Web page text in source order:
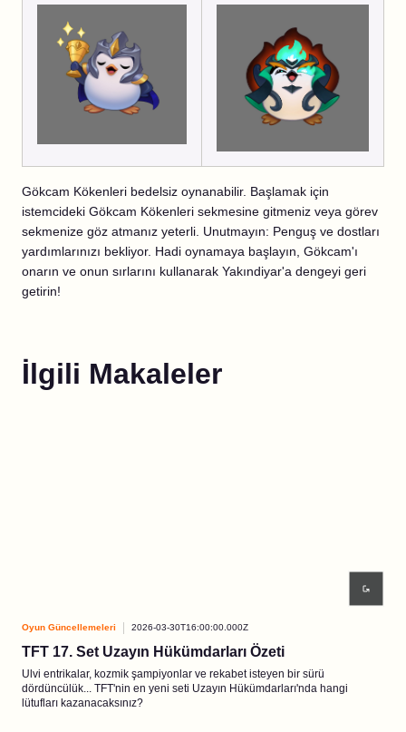
Gökcam Kökenleri bedelsiz oynanabilir. Başlamak için
istemcideki Gökcam Kökenleri sekmesine gitmeniz veya görev
sekmenize göz atmanız yeterli. Unutmayın: Penguş ve dostları
yardımlarınızı bekliyor. Hadi oynamaya başlayın, Gökcam'ı
onarın ve onun sırlarını kullanarak Yakındiyar'a dengeyi geri
getirin!
İlgili Makaleler
Oyun Güncellemeleri 2026-03-30T16:00:00.000Z
TFT 17. Set Uzayın Hükümdarları Özeti
Ulvi entrikalar, kozmik şampiyonlar ve rekabet isteyen bir sürü
dördüncülük... TFT'nin en yeni seti Uzayın Hükümdarları'nda hangi
lütufları kazanacaksınız?